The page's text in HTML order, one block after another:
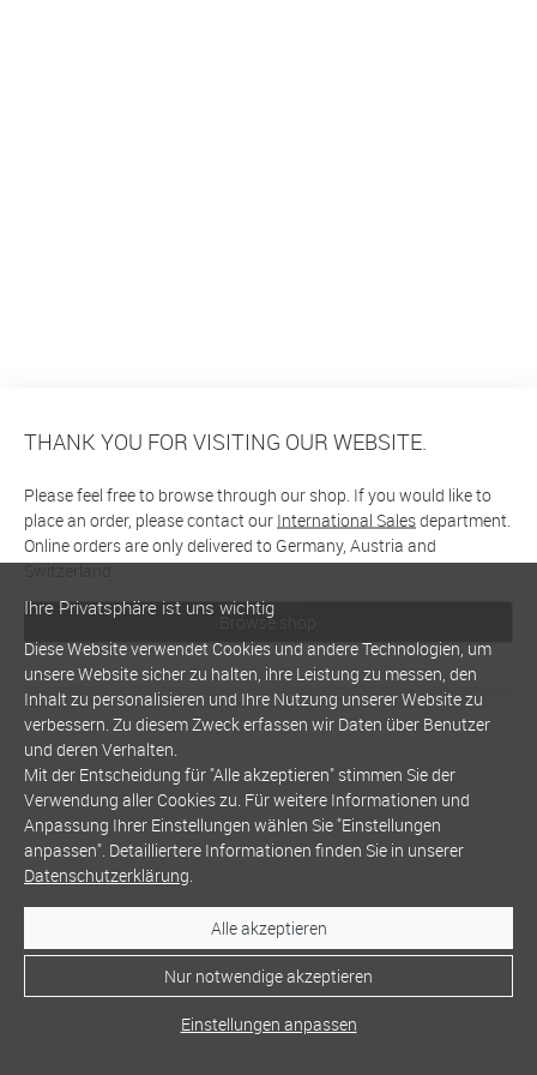
THANK YOU FOR VISITING OUR WEBSITE.
Please feel free to browse through our shop. If you would like to
place an order, please contact our International Salesdepartment.
Online orders are only delivered to Germany, Austria and
Switzerland
Browse shop
Ihre Privatsphäre ist uns wichtig
Diese Website verwendet Cookies und andere Technologien, um
unsere Website sicher zu halten, ihre Leistung zu messen, den
Inhalt zu personalisieren und Ihre Nutzung unserer Website zu
verbessern. Zu diesem Zweck erfassen wir Daten über Benutzer
und deren Verhalten.
Mit der Entscheidung für "Alle akzeptieren" stimmen Sie der
Verwendung aller Cookies zu. Für weitere Informationen und
Anpassung Ihrer Einstellungen wählen Sie "Einstellungen
anpassen". Detailliertere Informationen finden Sie in unserer
Datenschutzerklärung.
Alle akzeptieren
Nur notwendige akzeptieren
Einstellungen anpassen